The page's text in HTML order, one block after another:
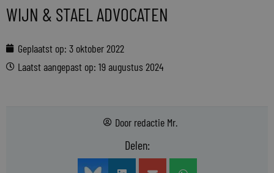
WIJN & STAEL ADVOCATEN
Geplaatst op: 3 oktober 2022
Laatst aangepast op: 19 augustus 2024
Door redactie Mr.
Delen: